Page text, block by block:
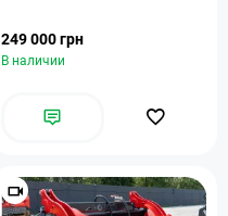
249 000 грн
В наличии